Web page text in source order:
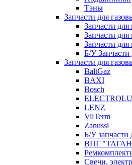
Тэны
Запчасти для
Запчасти
Запчасти для
Запчасти
Б/У Запчасти
Запчасти для
BaltGaz
BAXI
Bosch
LENZ
VilTerm
Zanussi
Б/У запчасти
ВПГ
Свечи,